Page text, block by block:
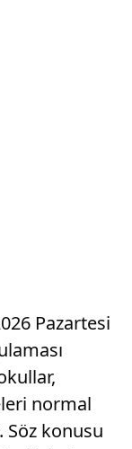
Pazartesi
normal
Söz konusu